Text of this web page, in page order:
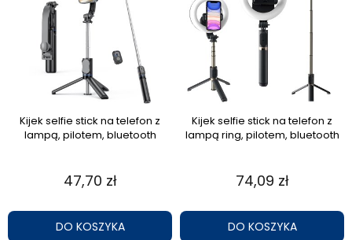
Kijek selfie stick na telefon z
lampą, pilotem, bluetooth
47,70 zł
DO KOSZYKA
Kijek selfie stick na telefon z
lampą ring, pilotem, bluetooth
74,09 zł
DO KOSZYKA